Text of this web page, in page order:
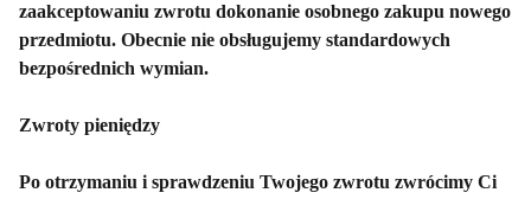
zaakceptowaniu zwrotu dokonanie osobnego zakupu nowego
przedmiotu. Obecnie nie obsługujemy standardowych
bezpośrednich wymian.
Zwroty pieniędzy
Po otrzymaniu i sprawdzeniu Twojego zwrotu zwrócimy Ci